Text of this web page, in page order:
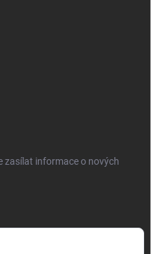
zasílat informace o nových